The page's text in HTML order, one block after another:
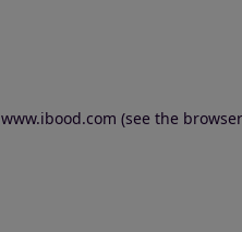
www.ibood.com (see the